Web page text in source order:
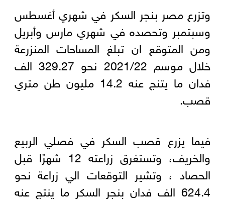
وتزرع مصر بنجر السكر في شهري أغسطس
وسبتمبر وتحصده في شهري مارس وأبريل
ومن المتوقع ان تبلغ المساحات المنزرعة
خلال موسم 2021/22 نحو 329.27 الف
فدان ما يتنج عنه 14.2 مليون طن متري
قصب.
فيما يزرع قصب السكر في فصلي الربيع
والخريف، وتستغرق زراعته 12 شهرًا قبل
الحصاد ، وتشير التوقعات الي زراعة نحو
624.4 الف فدان بنجر السكر ما ينتج عنه